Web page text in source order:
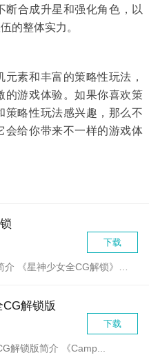
断合成升星和强化角色，以
的整体实力。
元素和丰富的策略性玩法，
的游戏体验。如果你喜欢策
策略性玩法感兴趣，那么不
会给你带来不一样的游戏体
下载
解锁版
下载
解锁版简介 《Camp...